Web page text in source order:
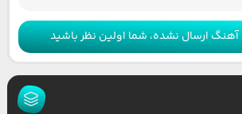
آهنگ ارسال نشده، شما اولین نظر باشید